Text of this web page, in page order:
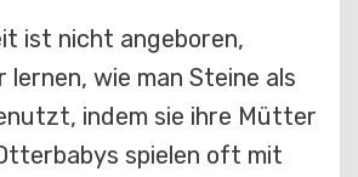
ist nicht angeboren,
wie man Steine als
indem sie ihre Mütter
spielen oft mit